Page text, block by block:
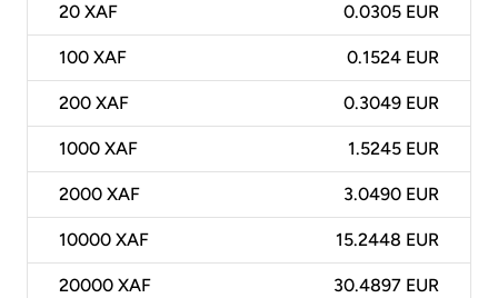
20 XAF 0.0305 EUR
100 XAF 0.1524 EUR
200 XAF 0.3049 EUR
1000 XAF 1.5245 EUR
2000 XAF 3.0490 EUR
10000 XAF 15.2448 EUR
20000 XAF 30.4897 EUR